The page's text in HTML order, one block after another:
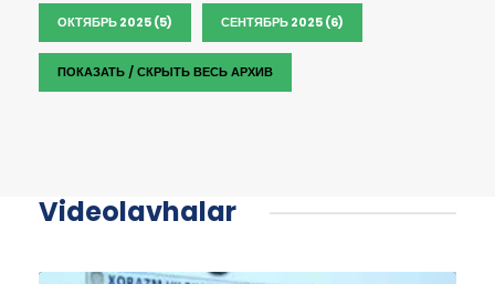
ОКТЯБРЬ 2025 (5) СЕНТЯБРЬ 2025 (6)
ПОКАЗАТЬ / СКРЫТЬ ВЕСЬ АРХИВ
Videolavhalar